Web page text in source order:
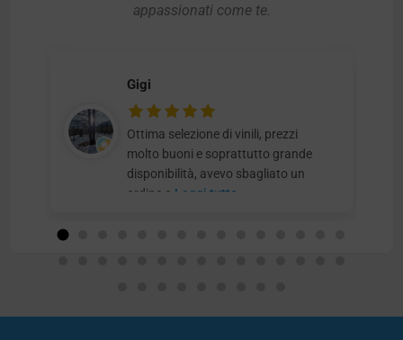
appassionati come te.
Gigi
Ottima selezione di vinili, prezzi
molto buoni e soprattutto grande
disponibilità, avevo sbagliato un
ordine e Leggi tutto